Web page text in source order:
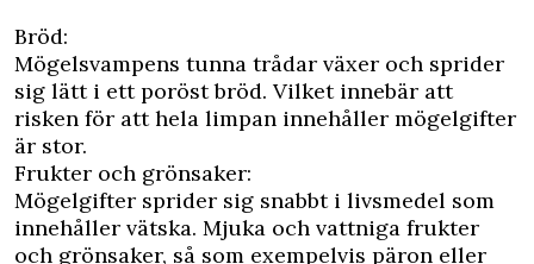
Bröd:
Mögelsvampens tunna trådar växer och sprider
sig lätt i ett poröst bröd. Vilket innebär att
risken för att hela limpan innehåller mögelgifter
är stor.
Frukter och grönsaker:
Mögelgifter sprider sig snabbt i livsmedel som
innehåller vätska. Mjuka och vattniga frukter
och grönsaker, så som exempelvis päron eller